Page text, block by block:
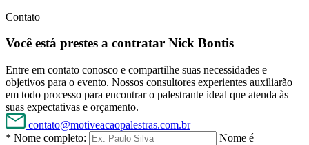
Contato
Você está prestes a contratar Nick Bontis
Entre em contato conosco e compartilhe suas necessidades e
objetivos para o evento. Nossos consultores experientes auxiliarão
em todo processo para encontrar o palestrante ideal que atenda às
suas expectativas e orçamento.
contato@motiveacaopalestras.com.br
* Nome completo:
Nome é